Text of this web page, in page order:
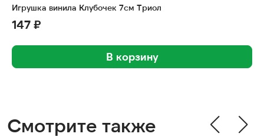
Игрушка винила Клубочек 7см Триол
147 ₽
В корзину
Смотрите также